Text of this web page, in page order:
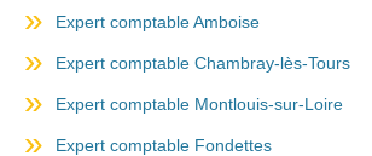
Expert comptable Amboise
Expert comptable Chambray-lès-Tours
Expert comptable Montlouis-sur-Loire
Expert comptable Fondettes